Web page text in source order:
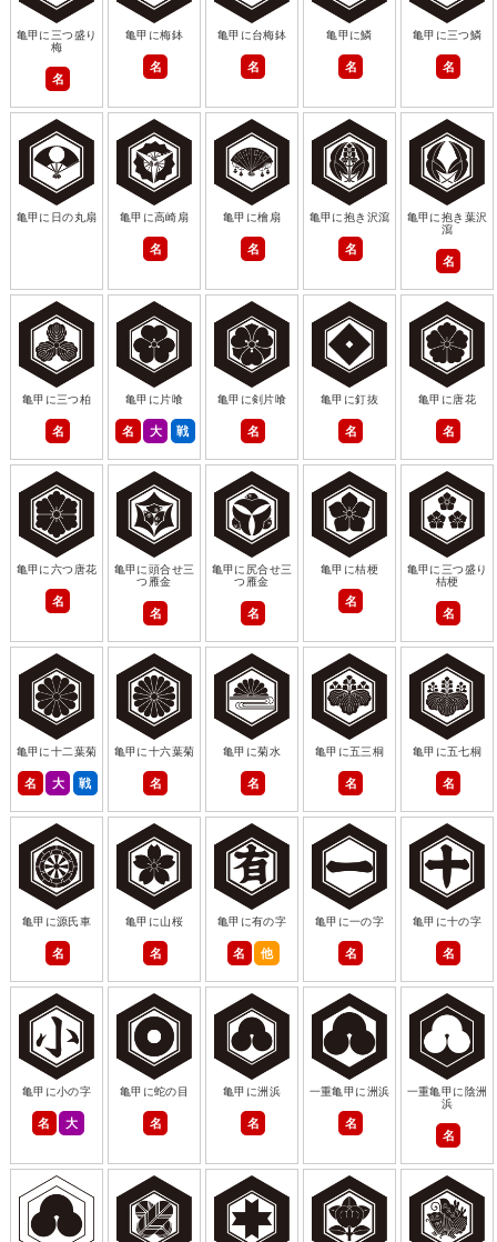
亀甲に三つ盛り
梅
名
亀甲に梅鉢
名
亀甲に台梅鉢
名
亀甲に鱗
名
亀甲に三つ鱗
名
亀甲に日の丸扇 亀甲に高崎扇
名
亀甲に檜扇
名
亀甲に抱き沢瀉
名
亀甲に抱き葉沢
瀉
名
亀甲に三つ柏
名
亀甲に片喰
名 大 戦
亀甲に剣片喰
名
亀甲に釘抜
名
亀甲に唐花
名
亀甲に六つ唐花
名
亀甲に頭合せ三
つ雁金
名
亀甲に尻合せ三
つ雁金
名
亀甲に桔梗
名
亀甲に三つ盛り
桔梗
名
亀甲に十二葉菊
名 大 戦
亀甲に十六葉菊
名
亀甲に菊水
名
亀甲に五三桐
名
亀甲に五七桐
名
亀甲に源氏車
名
亀甲に山桜
名
亀甲に有の字
名 他
亀甲に一の字
名
亀甲に十の字
名
亀甲に小の字
名 大
亀甲に蛇の目
名
亀甲に洲浜
名
一重亀甲に洲浜
名
一重亀甲に陰洲
浜
名